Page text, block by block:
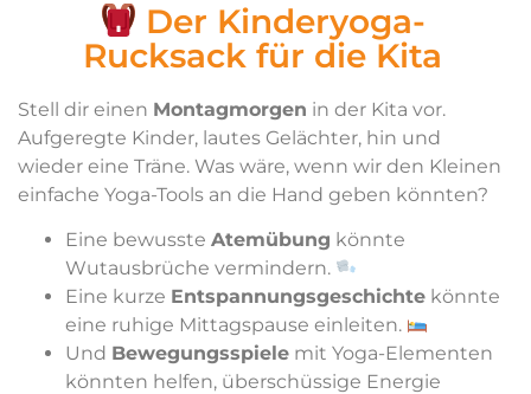
Der Kinderyoga-
Rucksack für die Kita
Stell dir einen Montagmorgen in der Kita vor.
Aufgeregte Kinder, lautes Gelächter, hin und
wieder eine Träne. Was wäre, wenn wir den Kleinen
einfache Yoga-Tools an die Hand geben könnten?
Eine bewusste Atemübung könnte
Wutausbrüche vermindern.
Eine kurze Entspannungsgeschichte könnte
eine ruhige Mittagspause einleiten.
Und Bewegungsspiele mit Yoga-Elementen
könnten helfen, überschüssige Energie